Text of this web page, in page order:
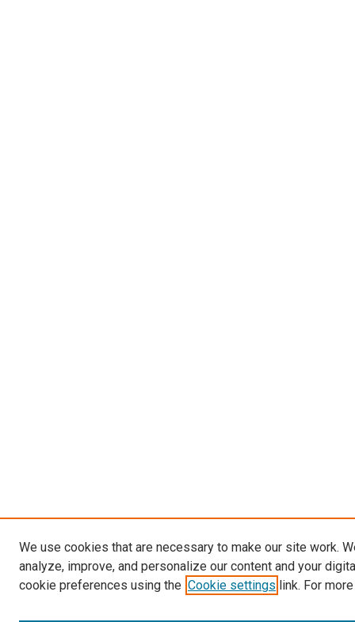
We use cookies that are necessary to make our site work.
analyze, improve, and personalize our content and your
cookie preferences using the Cookie settings link. For